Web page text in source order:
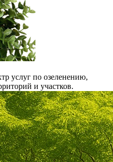
услуг по озеленению,
и участков.